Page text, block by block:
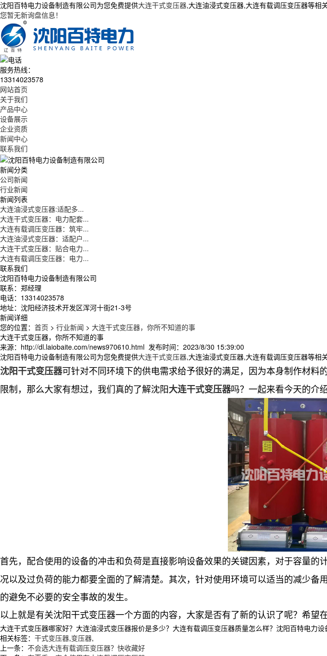
沈阳百特电力设备制造有限公司为您免费提供大连干式变压器,大连油浸式变压器,大连有载调压变压器等相
您暂无新询盘信息！
服务热线：
13314023578
网站首页
关于我们
产品中心
设备展示
企业资质
新闻中心
联系我们
新闻分类
公司新闻
行业新闻
新闻列表
大连油浸式变压器:适配多...
大连干式变压器：电力配套...
大连有载调压变压器：筑牢...
大连油浸式变压器：适配户...
大连干式变压器：贴合电力...
大连有载调压变压器：电力...
联系我们
沈阳百特电力设备制造有限公司
联系：郑经理
电话：13314023578
地址：沈阳经济技术开发区浑河十街21-3号
新闻详细
您的位置： 首页 > 行业新闻 > 大连干式变压器，你所不知道的事
大连干式变压器，你所不知道的事
来源：http://dl.laiobaite.com/news970610.html 发布时间：2023/8/30 15:39:00
沈阳百特电力设备制造有限公司为您免费提供大连干式变压器,大连油浸式变压器,大连有载调压变压器等相
沈阳干式变压器可针对不同环境下的供电需求给予很好的满足，因为本身制作材
限制，那么大家有想过，我们真的了解沈阳大连干式变压器吗？一起来看今天的介绍
首先，配合使用的设备的冲击和负荷是直接影响设备效果的关键因素，对于容量的
况以及过负荷的能力都要全面的了解清楚。其次， 针对使用环境可以适当的减少备
的避免不必要的安全事故的发生。
以上就是有关沈阳干式变压器一个方面的内容，大家是否有了新的认识了呢？希望
大连干式变压器哪家好？大连油浸式变压器报价是多少？大连有载调压变压器质量怎么样？沈阳百特电
相关标签： 干式变压器,变压器,
上一条： 不会选大连有载调压变压器？快收藏好